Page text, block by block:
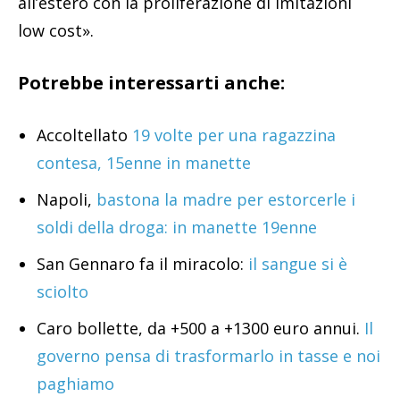
low cost».
Potrebbe interessarti anche:
Accoltellato 19 volte per una ragazzina
contesa, 15enne in manette
Napoli, bastona la madre per estorcerle i
soldi della droga: in manette 19enne
San Gennaro fa il miracolo: il sangue si è
sciolto
Caro bollette, da +500 a +1300 euro annui. Il
governo pensa di trasformarlo in tasse e noi
paghiamo